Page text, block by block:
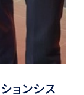
ョンシス